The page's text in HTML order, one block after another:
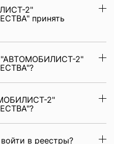
2"
принять
"АВТОМОБИЛИСТ-2"
2"
в реестры?